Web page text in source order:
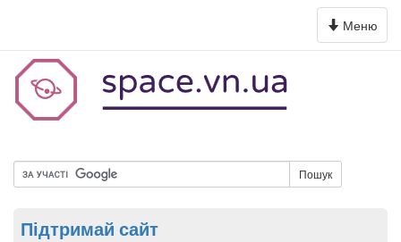
Toggle
navigation
Меню
Пошук
Підтримай сайт